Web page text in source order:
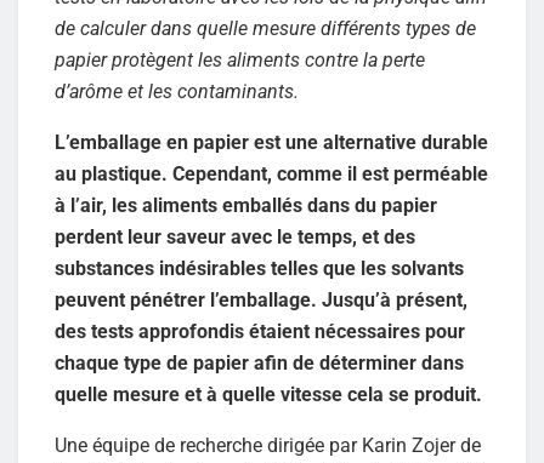
de calculer dans quelle mesure différents types de
papier protègent les aliments contre la perte
d’arôme et les contaminants.
L’emballage en papier est une alternative durable
au plastique. Cependant, comme il est perméable
à l’air, les aliments emballés dans du papier
perdent leur saveur avec le temps, et des
substances indésirables telles que les solvants
peuvent pénétrer l’emballage. Jusqu’à présent,
des tests approfondis étaient nécessaires pour
chaque type de papier afin de déterminer dans
quelle mesure et à quelle vitesse cela se produit.
Une équipe de recherche dirigée par Karin Zojer de